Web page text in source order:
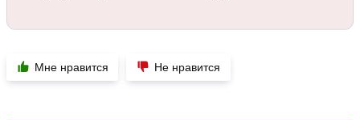
Мне нравится Не нравится